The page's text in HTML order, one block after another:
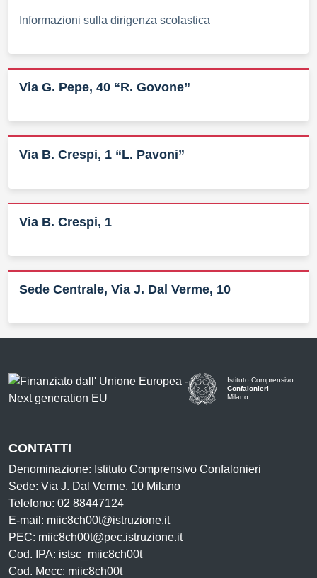
Informazioni sulla dirigenza scolastica
Via G. Pepe, 40 “R. Govone”
Via B. Crespi, 1 “L. Pavoni”
Via B. Crespi, 1
Sede Centrale, Via J. Dal Verme, 10
Istituto Comprensivo
Confalonieri
Milano
CONTATTI
Denominazione: Istituto Comprensivo Confalonieri
Sede: Via J. Dal Verme, 10 Milano
Telefono: 02 88447124
E-mail: miic8ch00t@istruzione.it
PEC: miic8ch00t@pec.istruzione.it
Cod. IPA: istsc_miic8ch00t
Cod. Mecc: miic8ch00t